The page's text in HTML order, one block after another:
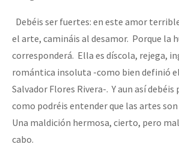
Debéis ser fuertes: en este amor
el arte, camináis al desamor. Porque la
corresponderá. Ella es díscola, rejega,
romántica insoluta -como bien definió
Salvador Flores Rivera-. Y aun así debéis
como podréis entender que las artes
Una maldición hermosa, cierto, pero
cabo.